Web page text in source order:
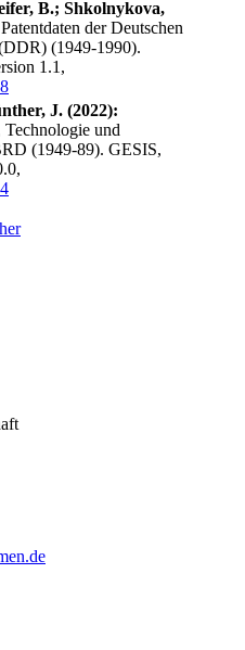
B.; Shkolnykova,
Patentdaten der Deutschen
(1949-1990).
1.1,
J. (2022):
und
(1949-89). GESIS,